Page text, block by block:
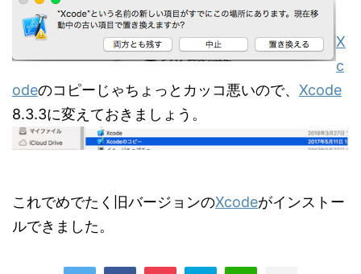
X
c
odeのコピーじゃちょっとカッコ悪いので、 Xcode
8.3.3に変えておきましょう。
これでめでたく旧バージョンのXcodeがインストー
ルできました。